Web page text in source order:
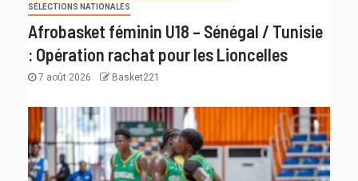
SÉLECTIONS NATIONALES
Afrobasket féminin U18 – Sénégal / Tunisie
: Opération rachat pour les Lioncelles
7 août 2026 Basket221